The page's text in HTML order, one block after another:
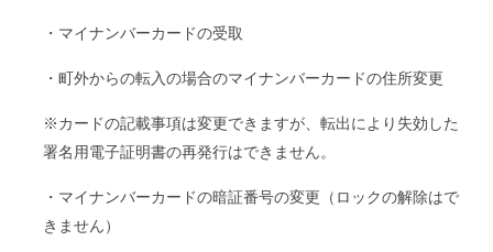
・マイナンバーカードの受取
・町外からの転入の場合のマイナンバーカードの住所変更
※カードの記載事項は変更できますが、転出により失効した
署名用電子証明書の再発行はできません。
・マイナンバーカードの暗証番号の変更（ロックの解除はで
きません）